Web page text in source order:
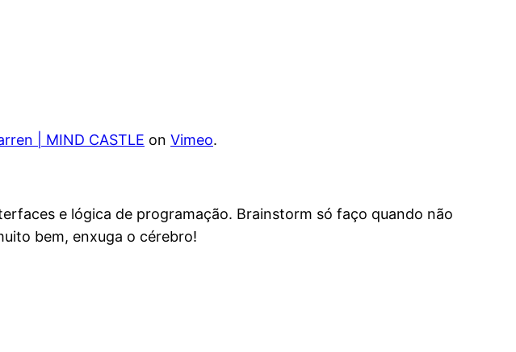
| MIND CASTLE on Vimeo.
e lógica de programação. Brainstorm só faço quando não
bem, enxuga o cérebro!